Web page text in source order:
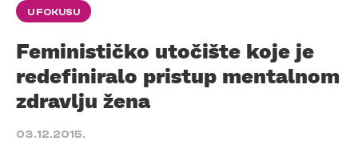
U FOKUSU
Feminističko utočište koje je
redefiniralo pristup mentalnom
zdravlju žena
03.12.2015.